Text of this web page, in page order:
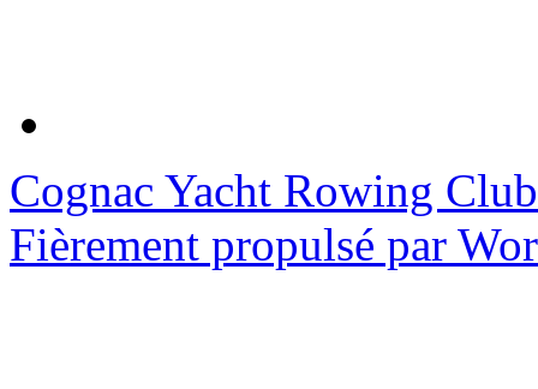
Cognac Yacht Rowing Club
Fièrement propulsé par